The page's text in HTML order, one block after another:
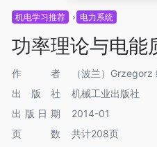
机电学习推荐 电力系统
功率理论与电能
作者
（波兰）Grzegorz
出版社
机械工业出版社
出版日期
2014-01
页数
共计208页